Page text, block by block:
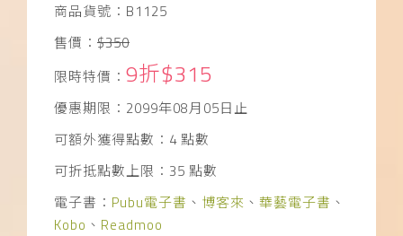
商品貨號：B1125
售價： $350
限時特價： 9折$315
優惠期限：2099年08月05日止
可額外獲得點數：4 點數
可折抵點數上限：35 點數
電子書： Pubu電子書 、 博客來 、 華藝電子書 、
Kobo 、 Readmoo